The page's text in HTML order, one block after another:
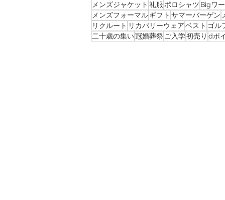
メンズジャケット 礼服 ポロシャツ Bigワ
メンズフォーマルギフト サマーバーゲン
リクルート リカバリーウェアベスト ゴル
二十歳の集い冠婚葬祭 ご入学初売り dポ